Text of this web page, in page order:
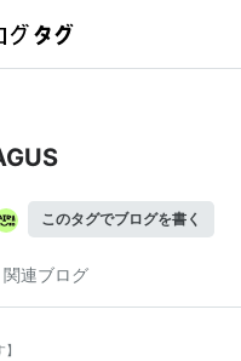
このタグでブログを書く
関連ブログ
】